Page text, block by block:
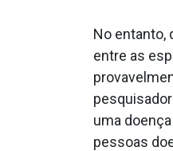
No entanto,
entre as
uma
pessoas